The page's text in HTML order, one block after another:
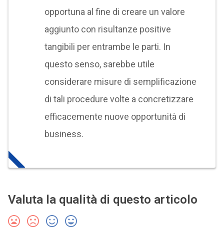
opportuna al fine di creare un valore
aggiunto con risultanze positive
tangibili per entrambe le parti. In
questo senso, sarebbe utile
considerare misure di semplificazione
di tali procedure volte a concretizzare
efficacemente nuove opportunità di
business.
Valuta la qualità di questo articolo